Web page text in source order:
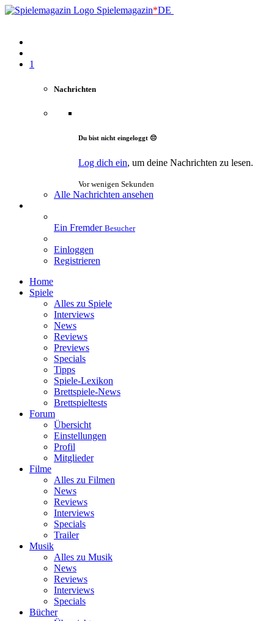
Spielemagazin*DE
1
Nachrichten
Du bist nicht eingeloggt 😔
Log dich ein, um deine Nachrichten zu lesen.
Vor wenigen Sekunden
Alle Nachrichten ansehen
Ein Fremder Besucher
Einloggen
Registrieren
Home
Spiele
Alles zu Spiele
Interviews
News
Reviews
Previews
Specials
Tipps
Spiele-Lexikon
Brettspiele-News
Brettspieltests
Forum
Übersicht
Einstellungen
Profil
Mitglieder
Filme
Alles zu Filmen
News
Reviews
Interviews
Specials
Trailer
Musik
Alles zu Musik
News
Reviews
Interviews
Specials
Bücher